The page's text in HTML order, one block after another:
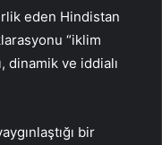
eden Hindistan
“iklim
dinamik ve iddialı
bir